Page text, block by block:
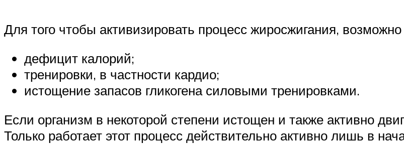
Для того чтобы активизировать процесс жиросжигания,
дефицит калорий;
тренировки, в частности кардио;
истощение запасов гликогена силовыми тренировками.
Если организм в некоторой степени истощен и также активно
Только работает этот процесс действительно активно лишь в